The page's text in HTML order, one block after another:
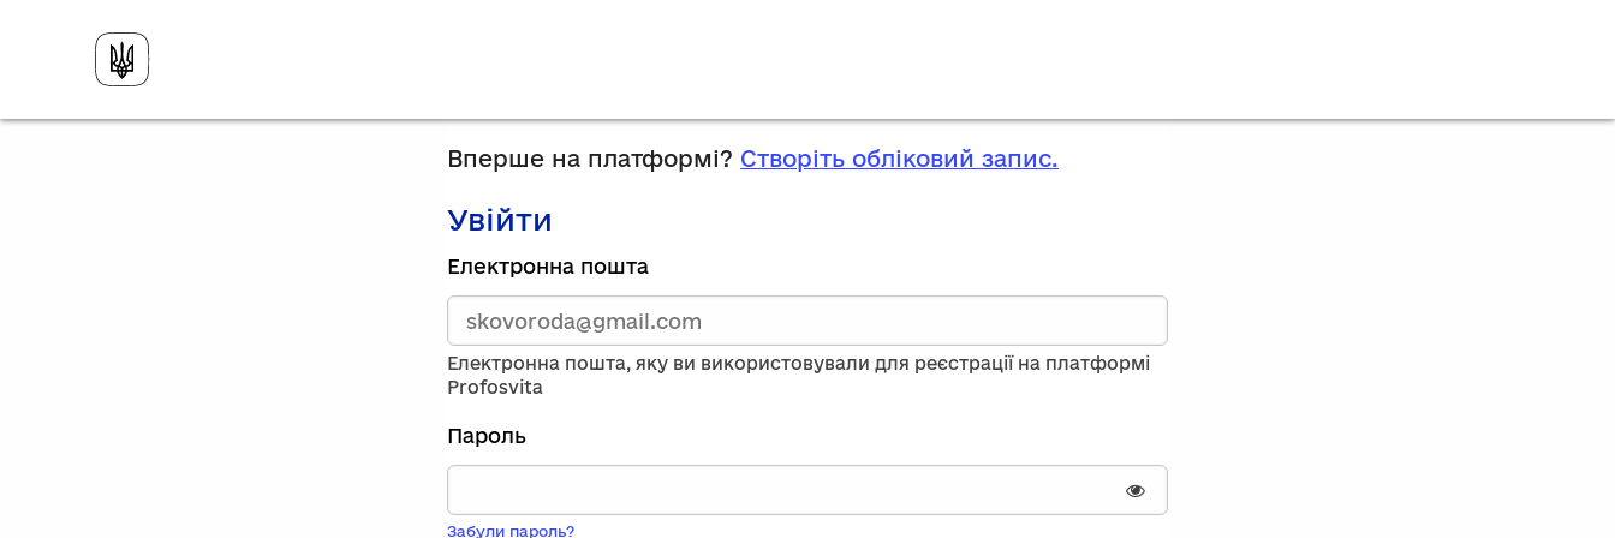
Вперше на платформі? Створіть обліковий запис.
Увійти
Зареєструйтесь,
використавши
електронну
адресу
та
пароль.
Якщо
вас
немає
запису,
Електронна пошта
Електронна пошта, яку ви використовували для реєстрації на платформі
Profosvita
Пароль
Показати пароль
Забули пароль?